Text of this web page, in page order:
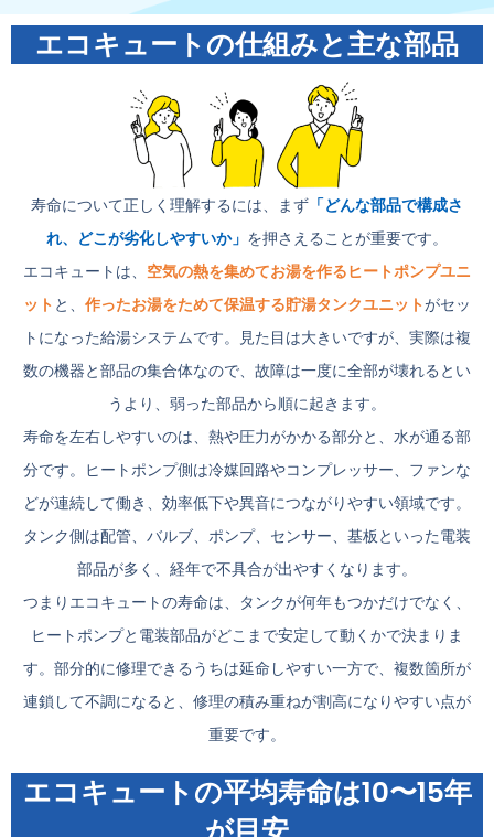
エコキュートの仕組みと主な部品
寿命について正しく理解するには、まず 「どんな部品で構成さ
れ、どこが劣化しやすいか」 を押さえることが重要です。
エコキュートは、 空気の熱を集めてお湯を作るヒートポンプユニ
ット と、 作ったお湯をためて保温する貯湯タンクユニットがセッ
トになった給湯システムです。見た目は大きいですが、実際は複
数の機器と部品の集合体なので、故障は一度に全部が壊れるとい
うより、弱った部品から順に起きます。
寿命を左右しやすいのは、熱や圧力がかかる部分と、水が通る部
分です。ヒートポンプ側は冷媒回路やコンプレッサー、ファンな
どが連続して働き、効率低下や異音につながりやすい領域です。
タンク側は配管、バルブ、ポンプ、センサー、基板といった電装
部品が多く、経年で不具合が出やすくなります。
つまりエコキュートの寿命は、タンクが何年もつかだけでなく、
ヒートポンプと電装部品がどこまで安定して動くかで決まりま
す。部分的に修理できるうちは延命しやすい一方で、複数箇所が
連鎖して不調になると、修理の積み重ねが割高になりやすい点が
重要です。
エコキュートの平均寿命は10〜15年